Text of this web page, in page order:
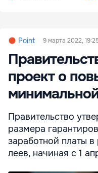
Point 9 марта 2022,
проект о
Правительство
размера
заработной платы
леев, начиная с 1